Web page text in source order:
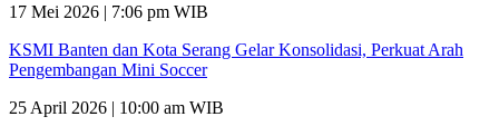
17 Mei 2026 | 7:06 pm WIB
KSMI Banten dan Kota Serang Gelar Konsolidasi, Perkuat Arah
Pengembangan Mini Soccer
25 April 2026 | 10:00 am WIB